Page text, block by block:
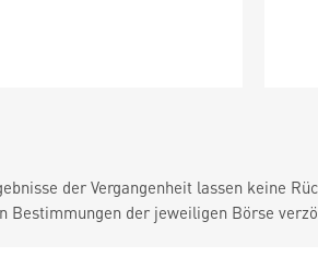
der Vergangenheit lassen keine
Bestimmungen der jeweiligen Börse